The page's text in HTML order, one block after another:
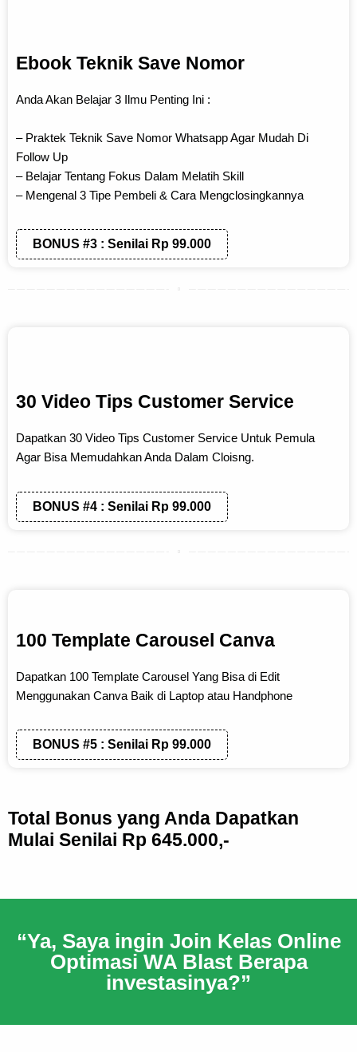
Ebook Teknik Save Nomor
Anda Akan Belajar 3 Ilmu Penting Ini :
– Praktek Teknik Save Nomor Whatsapp Agar Mudah Di
Follow Up
– Belajar Tentang Fokus Dalam Melatih Skill
– Mengenal 3 Tipe Pembeli & Cara Mengclosingkannya
BONUS #3 : Senilai Rp 99.000
30 Video Tips Customer Service
Dapatkan 30 Video Tips Customer Service Untuk Pemula
Agar Bisa Memudahkan Anda Dalam Cloisng.
BONUS #4 : Senilai Rp 99.000
100 Template Carousel Canva
Dapatkan 100 Template Carousel Yang Bisa di Edit
Menggunakan Canva Baik di Laptop atau Handphone
BONUS #5 : Senilai Rp 99.000
Total Bonus yang Anda Dapatkan
Mulai Senilai Rp 645.000,-
“Ya, Saya ingin Join Kelas Online
Optimasi WA Blast Berapa
investasinya?”